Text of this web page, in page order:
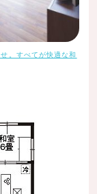
。すべてが快適な和